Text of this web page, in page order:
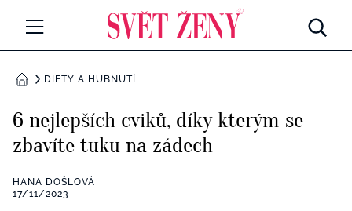
Všechny kategorie
RETROHUBKY
PSYCHOLOGIE
DOMŮDIETY A HUBNUTÍ
6 nejlepších cviků, díky kterým se
zbavíte tuku na zádech
HANA DOŠLOVÁ
17/11/2023